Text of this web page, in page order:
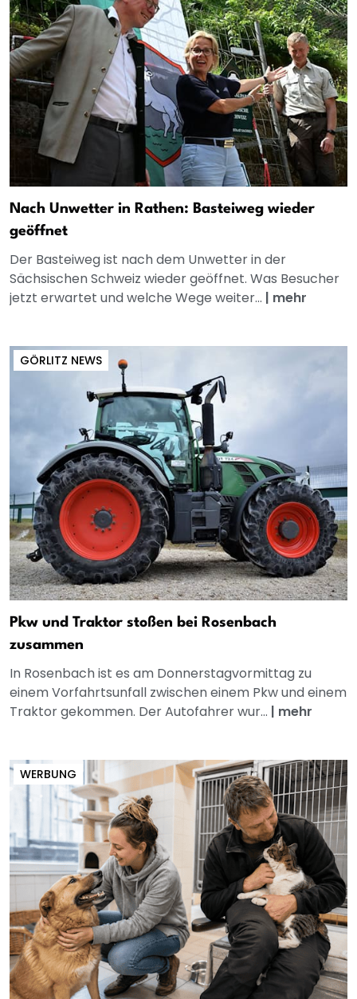
Nach Unwetter in Rathen: Basteiweg wieder
geöffnet
Der Basteiweg ist nach dem Unwetter in der
Sächsischen Schweiz wieder geöffnet. Was Besucher
jetzt erwartet und welche Wege weiter... | mehr
GÖRLITZ NEWS
Pkw und Traktor stoßen bei Rosenbach
zusammen
In Rosenbach ist es am Donnerstagvormittag zu
einem Vorfahrtsunfall zwischen einem Pkw und einem
Traktor gekommen. Der Autofahrer wur... | mehr
WERBUNG